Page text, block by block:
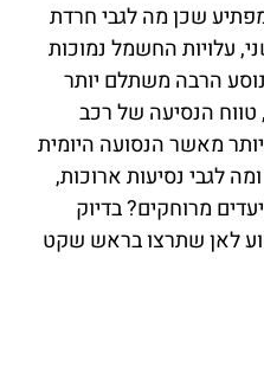
שכן מה לגבי חרדת
עלויות החשמל נמוכות
הרבה משתלם יותר
טווח הנסיעה של רכב
מאשר הנסועה היומית
לגבי נסיעות ארוכות,
מרוחקים? בדיוק
לאן שתרצו בראש שקט